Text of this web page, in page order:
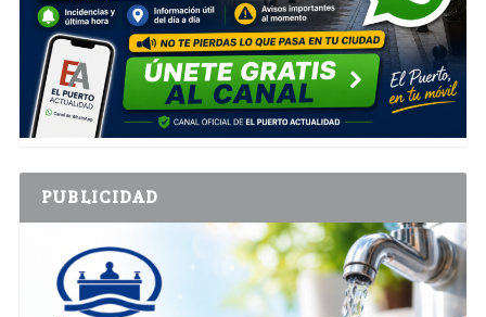
PUBLICIDAD